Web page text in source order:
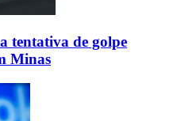
tentativa de golpe
Minas